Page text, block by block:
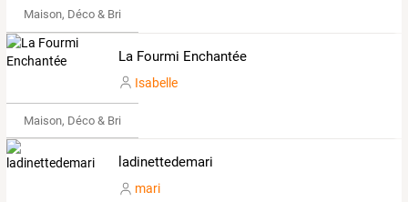
Maison, Déco & Bricolage
La Fourmi Enchantée
Isabelle
Maison, Déco & Bricolage
ladinettedemari
mari